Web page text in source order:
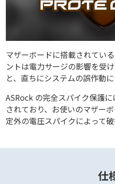
マザーボードに搭載されてい
ントは電力サージの影響を受
と、直ちにシステムの誤作動
ASRock の完全スパイク保護
されており、お使いのマザー
定外の電圧スパイクによって
仕